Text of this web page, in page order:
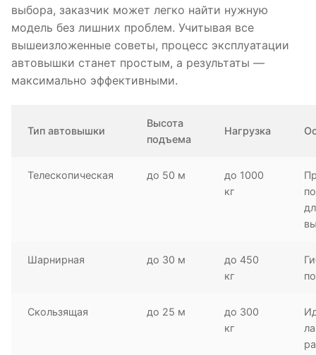
выбора, заказчик может легко найти нужную
модель без лишних проблем. Учитывая все
вышеизложенные советы, процесс эксплуатации
автовышки станет простым, а результаты —
максимально эффективными.
Тип автовышки
Высота
подъема
Нагрузка
Телескопическая до 50 м
до 1000
кг
Шарнирная до 30 м
до 450
кг
Скользящая до 25 м
до 300
кг